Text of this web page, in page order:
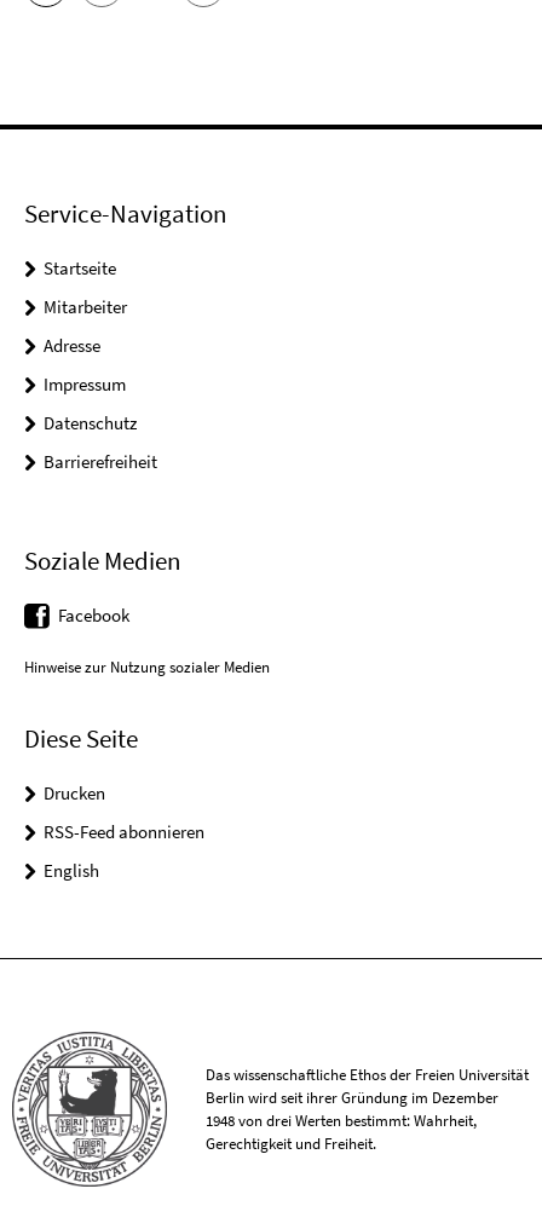
Service-Navigation
Startseite
Mitarbeiter
Adresse
Impressum
Datenschutz
Barrierefreiheit
Soziale Medien
Facebook
Hinweise zur Nutzung sozialer Medien
Diese Seite
Drucken
RSS-Feed abonnieren
English
Das wissenschaftliche Ethos der Freien Universität
Berlin wird seit ihrer Gründung im Dezember
1948 von drei Werten bestimmt: Wahrheit,
Gerechtigkeit und Freiheit.